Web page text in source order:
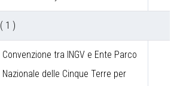
( 1 )
Convenzione tra INGV e Ente Parco
Nazionale delle Cinque Terre per